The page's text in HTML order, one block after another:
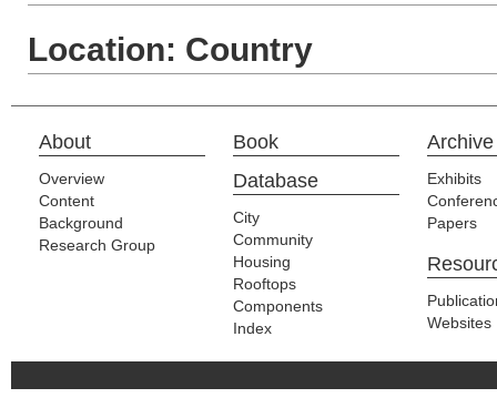
Location: Country
About
Overview
Content
Background
Research Group
Book
Database
City
Community
Housing
Rooftops
Components
Index
Archive
Exhibits
Papers
Websites